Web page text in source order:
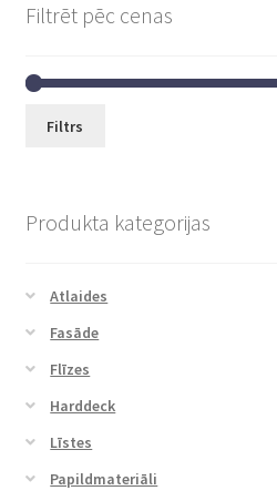
Filtrēt pēc cenas
Filtrs
Produkta kategorijas
Atlaides
Fasāde
Flīzes
Harddeck
Līstes
Papildmateriāli